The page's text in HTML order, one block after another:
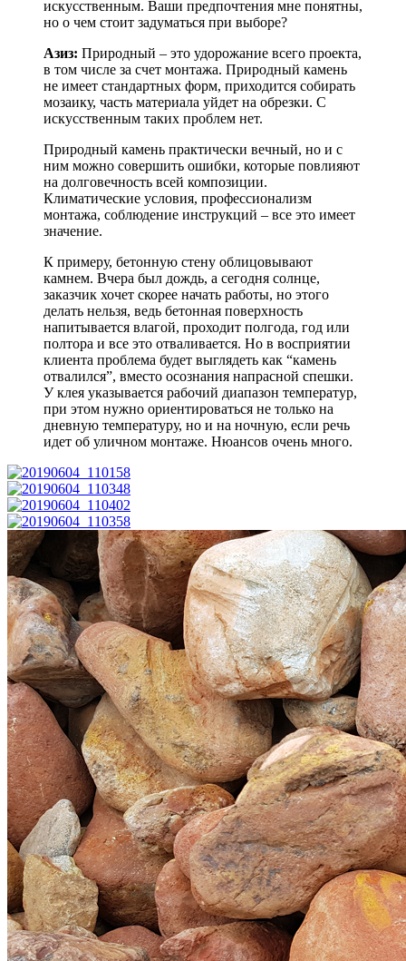
искусственным. Ваши предпочтения мне понятны,
но о чем стоит задуматься при выборе?
Азиз: Природный – это удорожание всего проекта,
в том числе за счет монтажа. Природный камень
не имеет стандартных форм, приходится собирать
мозаику, часть материала уйдет на обрезки. С
искусственным таких проблем нет.
Природный камень практически вечный, но и с
ним можно совершить ошибки, которые повлияют
на долговечность всей композиции.
Климатические условия, профессионализм
монтажа, соблюдение инструкций – все это имеет
значение.
К примеру, бетонную стену облицовывают
камнем. Вчера был дождь, а сегодня солнце,
заказчик хочет скорее начать работы, но этого
делать нельзя, ведь бетонная поверхность
напитывается влагой, проходит полгода, год или
полтора и все это отваливается. Но в восприятии
клиента проблема будет выглядеть как “камень
отвалился”, вместо осознания напрасной спешки.
У клея указывается рабочий диапазон температур,
при этом нужно ориентироваться не только на
дневную температуру, но и на ночную, если речь
идет об уличном монтаже. Нюансов очень много.